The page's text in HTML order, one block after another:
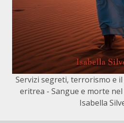
Servizi segreti, terrorismo e
eritrea - Sangue e morte
Isabella